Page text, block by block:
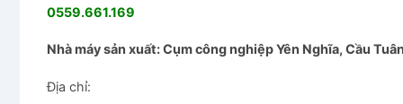
0559.661.169
Nhà máy sản xuất: Cụm công nghiệp Yên Nghĩa, Cầu
Địa chỉ: